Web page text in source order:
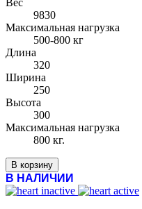
9830
Максимальная нагрузка
500-800 кг
Длина
320
Ширина
250
Высота
300
Максимальная нагрузка
800 кг.
В корзину
В НАЛИЧИИ